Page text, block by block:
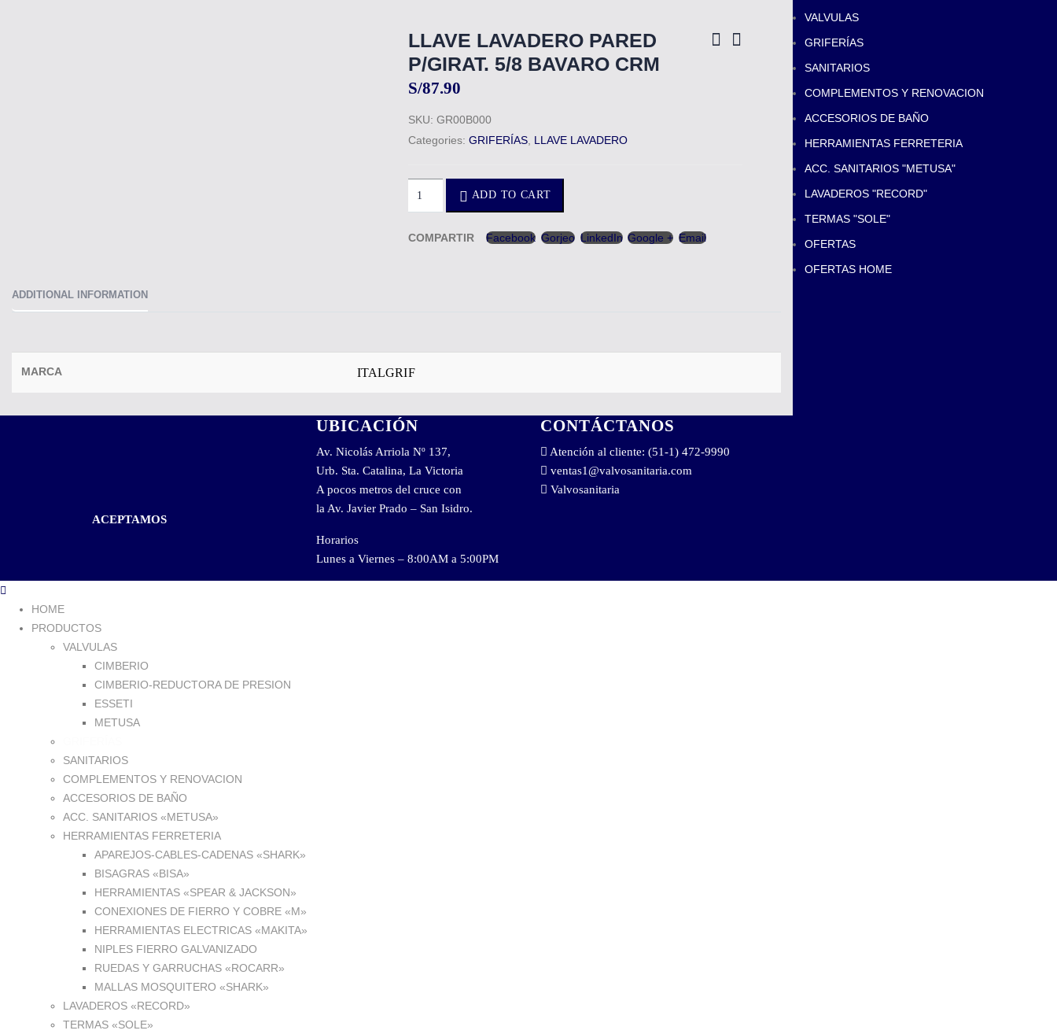
LLAVE LAVADERO PARED
P/GIRAT. 5/8 BAVARO CRM
S/87.90
SKU: GR00B000
Categories: GRIFERÍAS LLAVE LAVADERO
ADD TO CART
COMPARTIR Facebook Gorjeo LinkedIn Google + Email
ADDITIONAL INFORMATION
MARCA ITALGRIF
VALVULAS
GRIFERÍAS
SANITARIOS
COMPLEMENTOS Y RENOVACION
ACCESORIOS DE BAÑO
HERRAMIENTAS FERRETERIA
ACC. SANITARIOS "METUSA"
LAVADEROS "RECORD"
TERMAS "SOLE"
OFERTAS
OFERTAS HOME
ACEPTAMOS
UBICACIÓN
Av. Nicolás Arriola Nº 137,
Urb. Sta. Catalina, La Victoria
A pocos metros del cruce con
la Av. Javier Prado – San Isidro.
Horarios
Lunes a Viernes – 8:00AM a 5:00PM
CONTÁCTANOS
Atención al cliente: (51-1) 472-9990
ventas1@valvosanitaria.com
Valvosanitaria
HOME
PRODUCTOS
VALVULAS
CIMBERIO
CIMBERIO-REDUCTORA DE PRESION
ESSETI
METUSA
SANITARIOS
COMPLEMENTOS Y RENOVACION
ACCESORIOS DE BAÑO
ACC. SANITARIOS «METUSA»
HERRAMIENTAS FERRETERIA
APAREJOS-CABLES-CADENAS «SHARK»
BISAGRAS «BISA»
HERRAMIENTAS «SPEAR & JACKSON»
CONEXIONES DE FIERRO Y COBRE «M»
HERRAMIENTAS ELECTRICAS «MAKITA»
NIPLES FIERRO GALVANIZADO
RUEDAS Y GARRUCHAS «ROCARR»
MALLAS MOSQUITERO «SHARK»
LAVADEROS «RECORD»
TERMAS «SOLE»